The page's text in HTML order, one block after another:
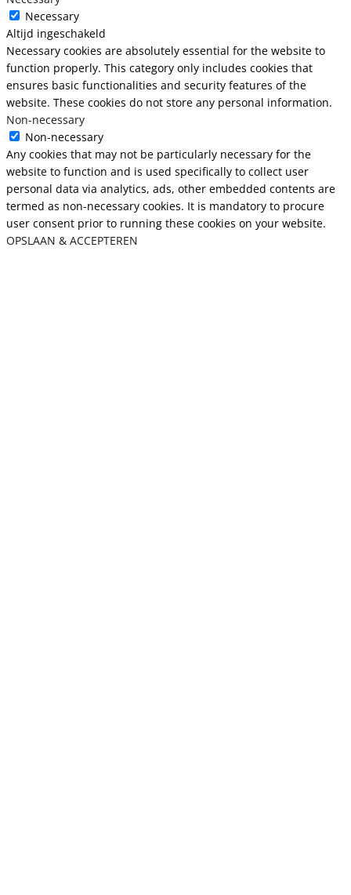
Necessary
Altijd ingeschakeld
Necessary cookies are absolutely essential for the website to
function properly. This category only includes cookies that
ensures basic functionalities and security features of the
website. These cookies do not store any personal information.
Non-necessary
Non-necessary
Any cookies that may not be particularly necessary for the
website to function and is used specifically to collect user
personal data via analytics, ads, other embedded contents are
termed as non-necessary cookies. It is mandatory to procure
user consent prior to running these cookies on your website.
OPSLAAN & ACCEPTEREN